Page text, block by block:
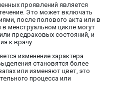
проявлений является
Это может включать
после полового акта или в
в менструальном цикле могут
предраковых состояний, и
к врачу.
изменение характера
становятся более
или изменяют цвет, это
процесса или